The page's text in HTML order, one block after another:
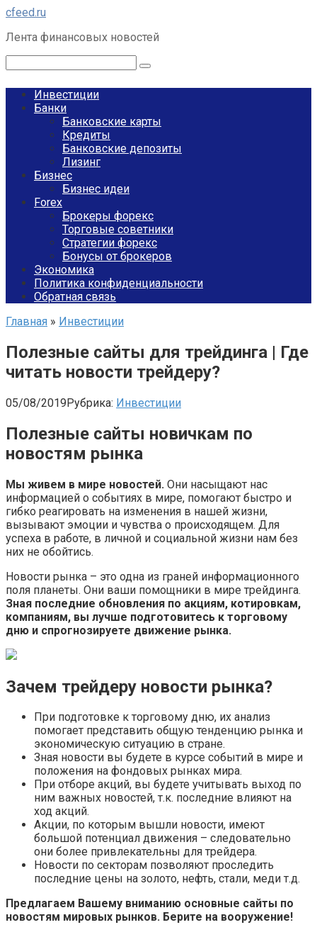
Перейти
контенту
cfeed.ru
Лента финансовых новостей
Инвестиции
Банки
Банковские карты
Кредиты
Банковские депозиты
Лизинг
Бизнес
Бизнес идеи
Forex
Брокеры форекс
Торговые советники
Стратегии форекс
Бонусы от брокеров
Экономика
Политика конфиденциальности
Обратная связь
Главная » Инвестиции
Полезные сайты для трейдинга | Где
читать новости трейдеру?
05/08/2019Рубрика: Инвестиции
Полезные сайты новичкам по
новостям рынка
Мы живем в мире новостей. Они насыщают нас
информацией о событиях в мире, помогают быстро и
гибко реагировать на изменения в нашей жизни,
вызывают эмоции и чувства о происходящем. Для
успеха в работе, в личной и социальной жизни нам без
них не обойтись.
Новости рынка – это одна из граней информационного
поля планеты. Они ваши помощники в мире трейдинга.
Зная последние обновления по акциям, котировкам,
компаниям, вы лучше подготовитесь к торговому
дню и спрогнозируете движение рынка.
Зачем трейдеру новости рынка?
При подготовке к торговому дню, их анализ
помогает представить общую тенденцию рынка и
экономическую ситуацию в стране.
Зная новости вы будете в курсе событий в мире и
положения на фондовых рынках мира.
При отборе акций, вы будете учитывать выход по
ним важных новостей, т.к. последние влияют на
ход акций.
Акции, по которым вышли новости, имеют
большой потенциал движения – следовательно
они более привлекательны для трейдера.
Новости по секторам позволяют проследить
последние цены на золото, нефть, стали, меди т.д.
Предлагаем Вашему вниманию основные сайты по
новостям мировых рынков. Берите на вооружение!